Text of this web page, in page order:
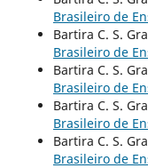
Brasileiro de
Bartira C. S.
Brasileiro de
Bartira C. S.
Brasileiro de
Bartira C. S.
Brasileiro de
Bartira C. S.
Brasileiro de